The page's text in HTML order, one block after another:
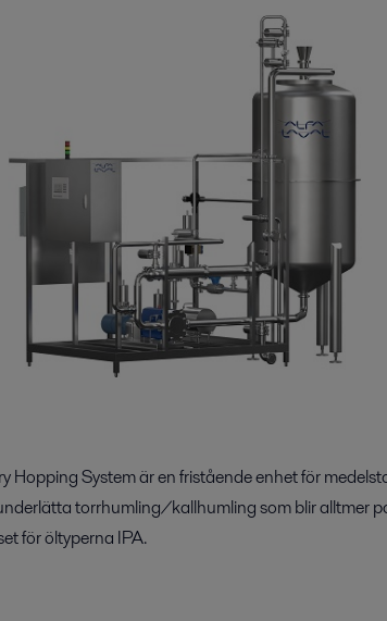
Hopping System är en fristående enhet för
torrhumling/kallhumling som blir alltmer
för öltyperna IPA.